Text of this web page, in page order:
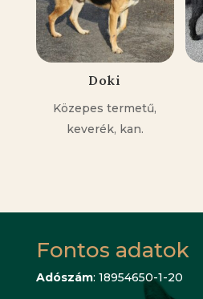
Doki
Közepes termetű,
keverék, kan.
Fontos adatok
Adószám: 18954650-1-20